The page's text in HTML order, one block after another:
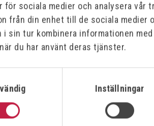
för sociala medier och analysera vår
från din enhet till de sociala medier
i sin tur kombinera informationen
du har använt deras tjänster.
Inställningar
EUROBOOR
PERMANENT-MAGNET
Art.nr: